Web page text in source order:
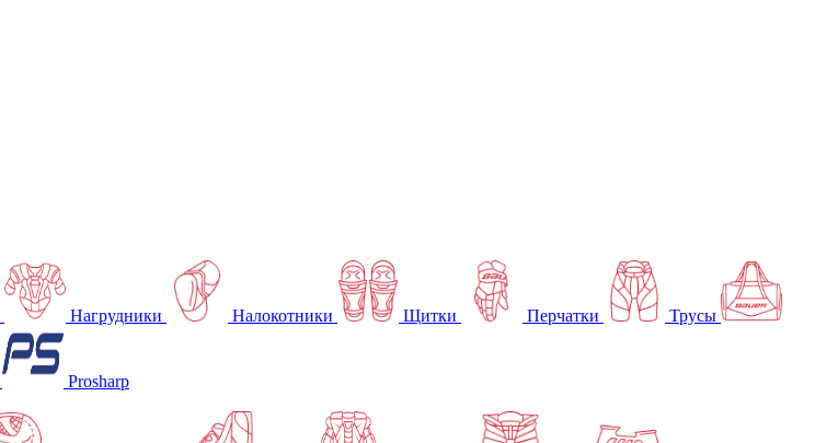
Нагрудники Налокотники Щитки Перчатки Трусы
Prosharp